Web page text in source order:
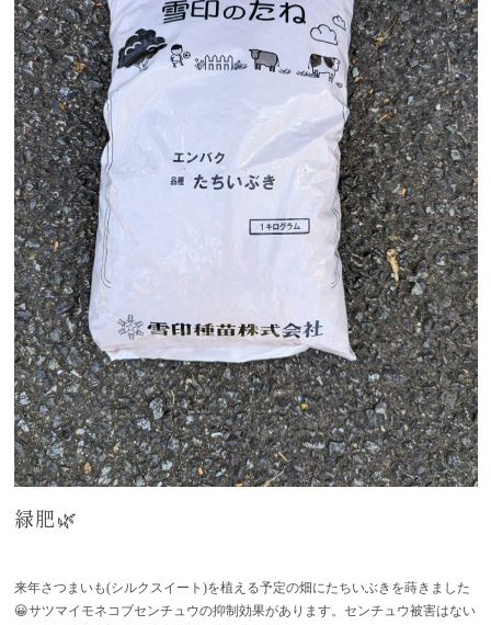
緑肥🌿
来年さつまいも(シルクスイート)を植える予定の畑にたちいぶきを蒔きました
😀サツマイモネコブセンチュウの抑制効果があります。センチュウ被害はない